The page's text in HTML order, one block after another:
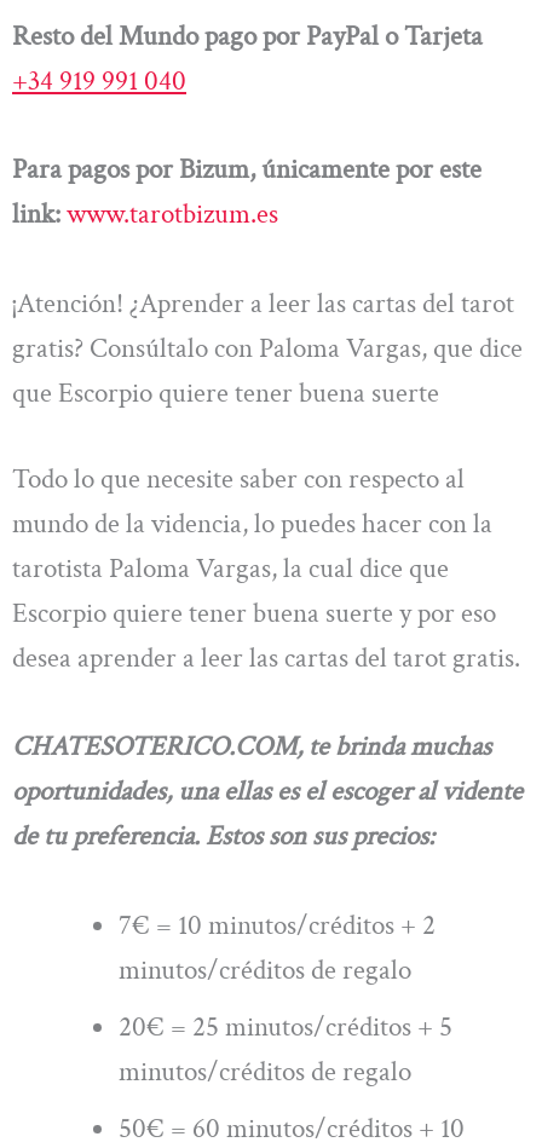
Resto del Mundo pago por PayPal o Tarjeta
+34 919 991 040
Para pagos por Bizum, únicamente por este
link:www.tarotbizum.es
¡Atención! ¿Aprender a leer las cartas del tarot
gratis? Consúltalo con Paloma Vargas, que dice
que Escorpio quiere tener buena suerte
Todo lo que necesite saber con respecto al
mundo de la videncia, lo puedes hacer con la
tarotista Paloma Vargas, la cual dice que
Escorpio quiere tener buena suerte y por eso
desea aprender a leer las cartas del tarot gratis.
CHATESOTERICO.COM, te brinda muchas
oportunidades, una ellas es el escoger al vidente
de tu preferencia. Estos son sus precios:
7€ = 10 minutos/créditos + 2
minutos/créditos de regalo
20€ = 25 minutos/créditos + 5
minutos/créditos de regalo
50€ = 60 minutos/créditos + 10